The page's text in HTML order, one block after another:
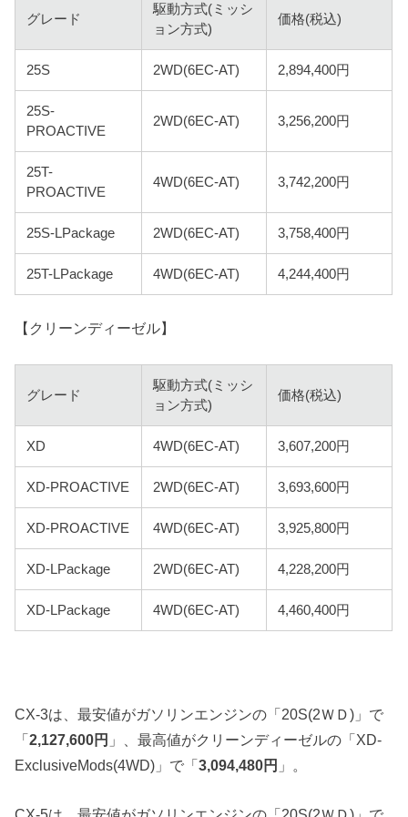
グレード
駆動方式(ミッシ
ョン方式)
価格(税込)
25S 2WD(6EC-AT) 2,894,400円
25S-
PROACTIVE
2WD(6EC-AT) 3,256,200円
25T-
PROACTIVE
4WD(6EC-AT) 3,742,200円
25S-LPackage 2WD(6EC-AT) 3,758,400円
25T-LPackage 4WD(6EC-AT) 4,244,400円
【クリーンディーゼル】
グレード
駆動方式(ミッシ
ョン方式)
価格(税込)
XD 4WD(6EC-AT) 3,607,200円
XD-PROACTIVE 2WD(6EC-AT) 3,693,600円
XD-PROACTIVE 4WD(6EC-AT) 3,925,800円
XD-LPackage 2WD(6EC-AT) 4,228,200円
XD-LPackage 4WD(6EC-AT) 4,460,400円
CX-3は、最安値がガソリンエンジンの「20S(2ＷＤ)」で
「2,127,600円 」、最高値がクリーンディーゼルの「XD-
ExclusiveMods(4WD)」で「3,094,480円 」。